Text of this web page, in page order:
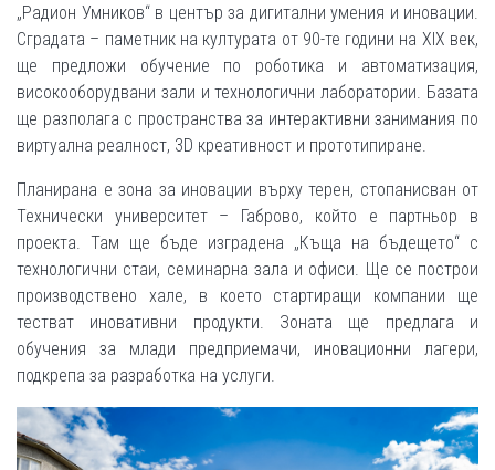
„Радион Умников“ в център за дигитални умения и иновации.
Сградата – паметник на културата от 90-те години на XIX век,
ще предложи обучение по роботика и автоматизация,
високооборудвани зали и технологични лаборатории. Базата
ще разполага с пространства за интерактивни занимания по
виртуална реалност, 3D креативност и прототипиране.
Планирана е зона за иновации върху терен, стопанисван от
Технически университет – Габрово, който е партньор в
проекта. Там ще бъде изградена „Къща на бъдещето“ с
технологични стаи, семинарна зала и офиси. Ще се построи
производствено хале, в което стартиращи компании ще
тестват иновативни продукти. Зоната ще предлага и
обучения за млади предприемачи, иновационни лагери,
подкрепа за разработка на услуги.